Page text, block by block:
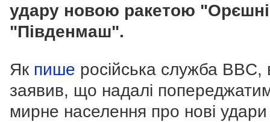
удару новою ракетою
"Південмаш".
Як пише російська служба BBC,
заявив, що надалі
мирне населення про нові удари